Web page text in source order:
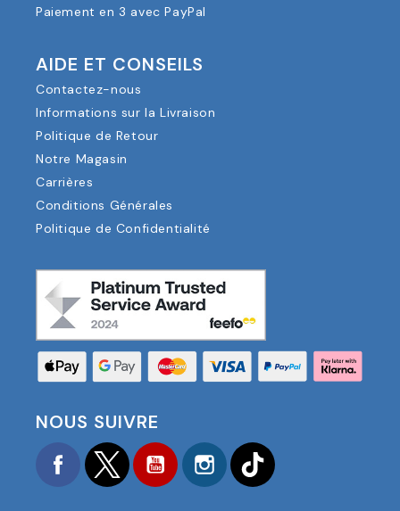
Paiement en 3 avec PayPal
AIDE ET CONSEILS
Contactez-nous
Informations sur la Livraison
Politique de Retour
Notre Magasin
Carrières
Conditions Générales
Politique de Confidentialité
NOUS SUIVRE
FacebookTwitter YouTubeInstagram